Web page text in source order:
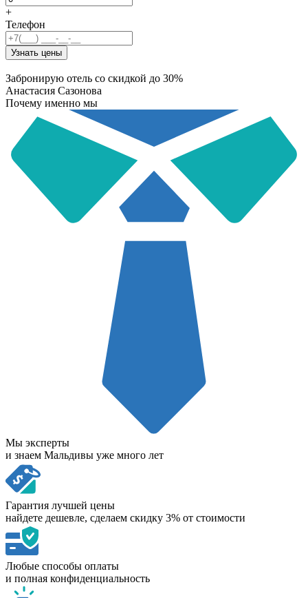
+
Телефон
Узнать цены
Забронирую отель со скидкой до 30%
Анастасия Сазонова
Почему именно мы
Мы эксперты
и знаем Мальдивы уже много лет
Гарантия лучшей цены
найдете дешевле, сделаем скидку 3% от стоимости
Любые способы оплаты
и полная конфиденциальность